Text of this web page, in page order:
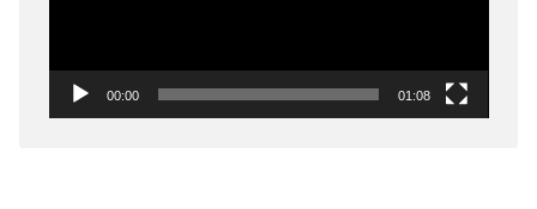
00:00 01:08